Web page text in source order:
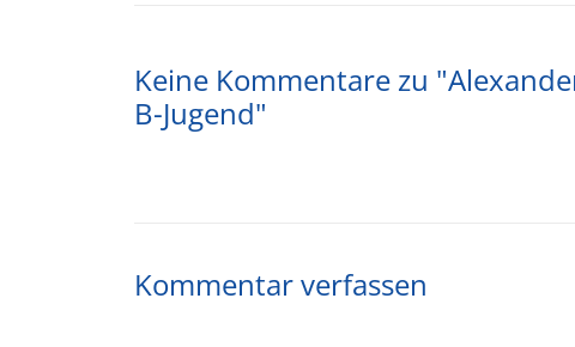
Keine Kommentare zu
B-Jugend"
Kommentar verfassen